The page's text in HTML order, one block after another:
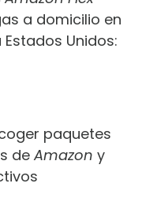
a domicilio en
Unidos:
paquetes
de Amazon y